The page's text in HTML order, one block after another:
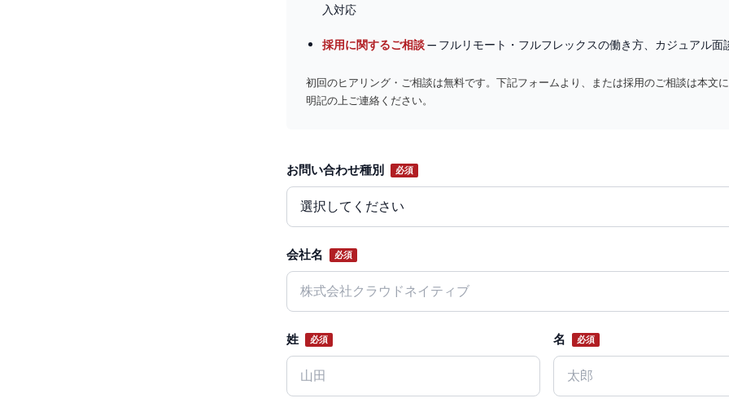
入対応
採用に関するご相談— フルリモート・フルフレックスの働き方、カジュアル面
初回のヒアリング・ご相談は無料です。下記フォームより、または採用のご相談は本文
明記の上ご連絡ください。
Website
お問い合わせ種別 必須
会社名 必須
姓 必須 名 必須